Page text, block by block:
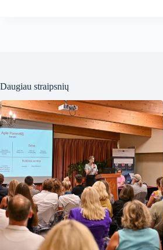
Daugiau straipsnių